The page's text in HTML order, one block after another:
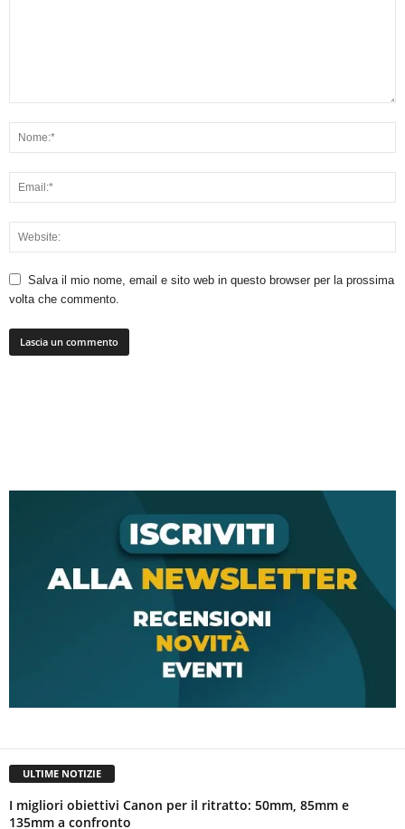
Salva il mio nome, email e sito web in questo browser per la prossima
volta che commento.
ULTIME NOTIZIE
I migliori obiettivi Canon per il ritratto: 50mm, 85mm e
135mm a confronto